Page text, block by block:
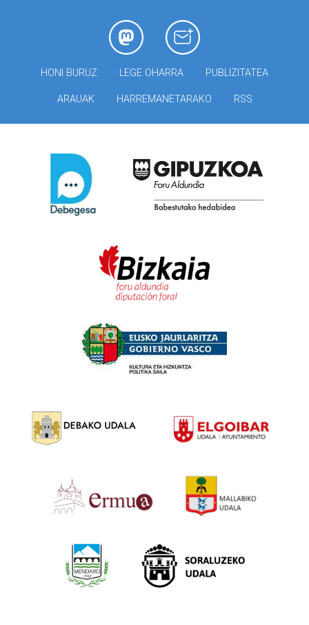
HONI BURUZ LEGE OHARRA PUBLIZITATEA
ARAUAK HARREMANETARAKO RSS